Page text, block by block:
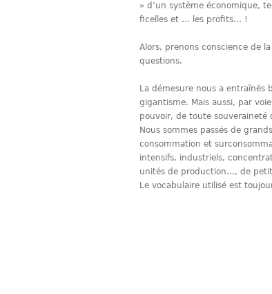
» d’un système économique,
ficelles et … les profits… !
Alors, prenons conscience de
questions.
La démesure nous a
gigantisme. Mais aussi, par
pouvoir, de toute souveraineté
Nous sommes passés de
consommation et
intensifs, industriels,
unités de production…, de
Le vocabulaire utilisé est